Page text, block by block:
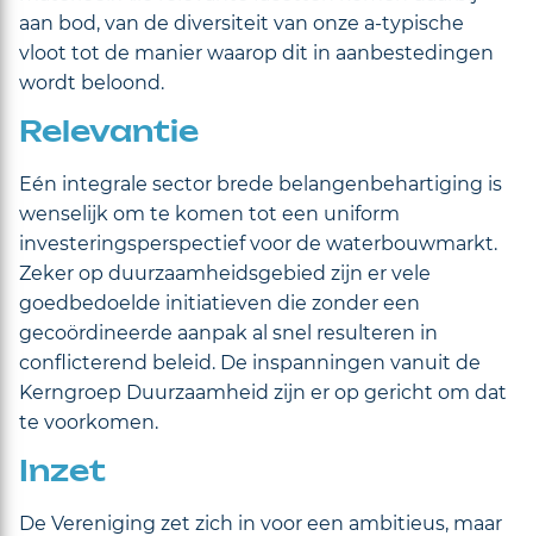
aan bod, van de diversiteit van onze a-typische
vloot tot de manier waarop dit in aanbestedingen
wordt beloond.
Relevantie
Eén integrale sector brede belangenbehartiging is
wenselijk om te komen tot een uniform
investeringsperspectief voor de waterbouwmarkt.
Zeker op duurzaamheidsgebied zijn er vele
goedbedoelde initiatieven die zonder een
gecoördineerde aanpak al snel resulteren in
conflicterend beleid. De inspanningen vanuit de
Kerngroep Duurzaamheid zijn er op gericht om dat
te voorkomen.
Inzet
De Vereniging zet zich in voor een ambitieus, maar